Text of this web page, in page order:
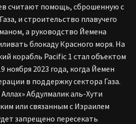
считают помощь, сброшенную с
и строительство плавучего
а руководство Йемена
блокаду Красного моря. На
корабль Pacific 1 стал объектом
ноября 2023 года, когда Йемен
в поддержку сектора Газа.
Абдулмалик аль-Хути
или связанным с Израилем
запрещено пересекать